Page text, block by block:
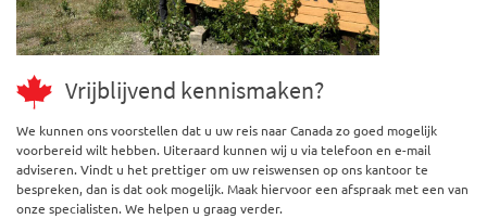
Vrijblijvend kennismaken?
We kunnen ons voorstellen dat u uw reis naar Canada zo goed mogelijk
voorbereid wilt hebben. Uiteraard kunnen wij u via telefoon en e-mail
adviseren. Vindt u het prettiger om uw reiswensen op ons kantoor te
bespreken, dan is dat ook mogelijk. Maak hiervoor een afspraak met een van
onze specialisten. We helpen u graag verder.